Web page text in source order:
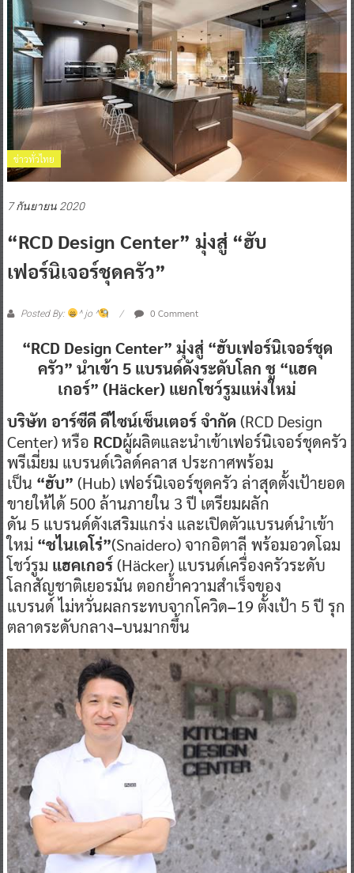
ข่าวทั่วไทย
7 กันยายน 2020
“RCD Design Center” มุ่งสู่ “ฮับ
เฟอร์นิเจอร์ชุดครัว”
Posted By: ^ jo ^ 0 Comment
“RCD Design Center” มุ่งสู่ “ฮับเฟอร์นิเจอร์ชุด
ครัว” นำเข้า 5 แบรนด์ดังระดับโลก ชู “แฮค
เกอร์” (Häcker) แยกโชว์รูมแห่งใหม่
บริษัท อาร์ซีดี ดีไซน์เซ็นเตอร์ จำกัด (RCD Design
Center)หรือ RCDผู้ผลิตและนำเข้าเฟอร์นิเจอร์ชุดครัว
พรีเมี่ยม แบรนด์เวิลด์คลาส ประกาศพร้อม
เป็น “ฮับ” (Hub) เฟอร์นิเจอร์ชุดครัว ล่าสุดตั้งเป้ายอด
ขายให้ได้ 500 ล้านภายใน 3 ปี เตรียมผลัก
ดัน 5 แบรนด์ดังเสริมแกร่ง และเปิดตัวแบรนด์นำเข้า
ใหม่ “ชไนเดโร่”(Snaidero)จากอิตาลี พร้อมอวดโฉม
โชว์รูม แฮคเกอร์(Häcker) แบรนด์เครื่องครัวระดับ
โลกสัญชาติเยอรมัน ตอกย้ำความสำเร็จของ
แบรนด์ ไม่หวั่นผลกระทบจากโควิด–19 ตั้งเป้า 5 ปี รุก
ตลาดระดับกลาง–บนมากขึ้น